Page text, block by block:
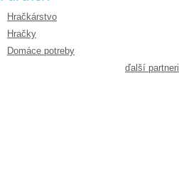
Hračkárstvo
Hračky
Domáce potreby
ďalší partneri